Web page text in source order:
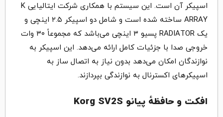
اسپیکر آن است. این سیستم با همکاری شرکت ایتالیایی K
ARRAY ساخته شده است و شامل دو اسپیکر ۲.۵ اینچی و
یک RADIATOR پسیو ۳ اینچی می‌باشد که مجموعاً ۳۰ وات
خروجی صدا با جزئیات کامل ارائه می‌دهد. این اسپیکر به
نوازندگان امکان می‌دهد بدون نیاز به اتصال ساز به
اسپیکرهای اکسترنال به نوازندگی بپردازند.
افکت و حافظهٔ پیانو Korg SV2S